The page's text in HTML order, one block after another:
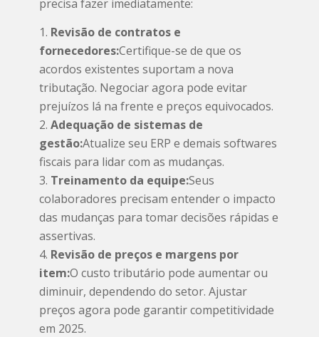
precisa fazer imediatamente:
Revisão de contratos e
fornecedores:Certifique-se de que os
acordos existentes suportam a nova
tributação. Negociar agora pode evitar
prejuízos lá na frente e preços equivocados.
Adequação de sistemas de
gestão:Atualize seu ERP e demais softwares
fiscais para lidar com as mudanças.
Treinamento da equipe:Seus
colaboradores precisam entender o impacto
das mudanças para tomar decisões rápidas e
assertivas.
Revisão de preços e margens por
item:O custo tributário pode aumentar ou
diminuir, dependendo do setor. Ajustar
preços agora pode garantir competitividade
em 2025.